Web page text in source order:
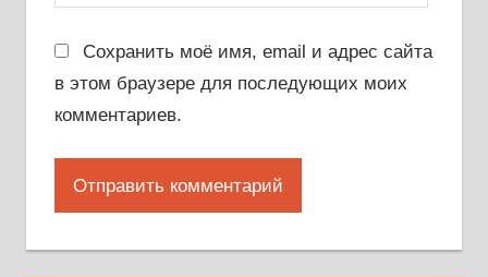
Сохранить моё имя, email и адрес сайта
в этом браузере для последующих моих
комментариев.